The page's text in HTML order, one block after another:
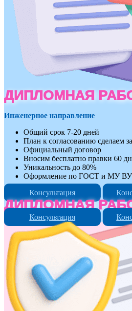
ДИПЛОМНАЯ
Инженерное направление
Общий срок 7-20 дней
План к согласованию сделаем
Официальный договор
Вносим бесплатно правки 60
Уникальность до 80%
Оформление по ГОСТ и МУ
Консультация
ДИПЛОМНАЯ
Консультация